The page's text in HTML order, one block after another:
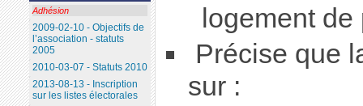
logement
Précise que
sur :
Adhésion
2009-02-10 - Objectifs de
l’association - statuts
2005
2010-03-07 - Statuts 2010
2013-08-13 - Inscription
sur les listes électorales